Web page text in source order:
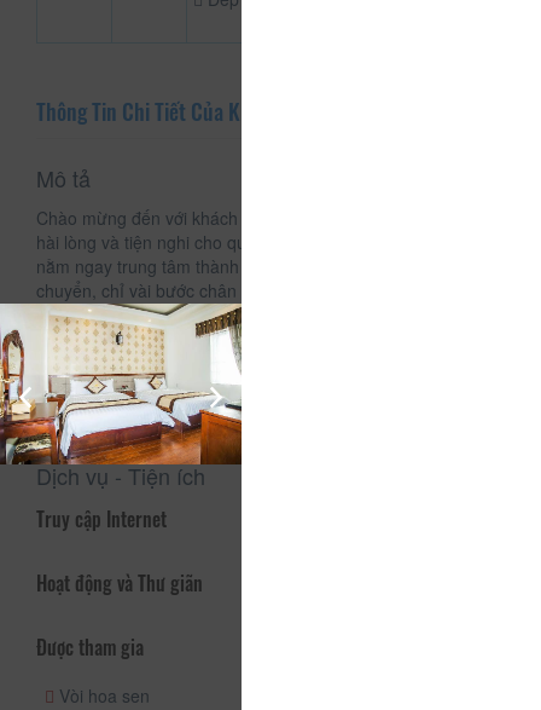
Thông Tin Chi Tiết Của Khách Sạn Kim Cương
Mô tả
Chào mừng đến với khách sạn Kim Cương, nơi mang đến sự
hài lòng và tiện nghi cho quý khách. Khách sạn Kim Cương
nằm ngay trung tâm thành phố Đà Lạt, cực kì thuận lợi để di
chuyển, chỉ vài bước chân đến chợ Đà Lạt và các quán địa
phương. Khách sạn Kim Cương là khách sạn thoải mái có
kinh nghiệm trong phục vụ, giá cả hợp lí, WiFi miễn phí và vị
trí tiện lợi.
Dịch vụ - Tiện ích
Truy cập Internet
Hoạt động và Thư giãn
Được tham gia
Vòi hoa sen